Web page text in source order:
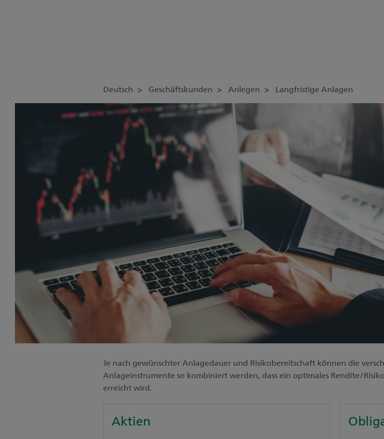
Deutsch Geschäftskunden Anlegen Langfristige Anlagen
Je nach gewünschter Anlagedauer und Risikobereitschaft können die
Anlageinstrumente so kombiniert werden, dass ein optimales Rendite/
erreicht wird.
Aktien